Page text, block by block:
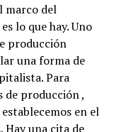
marco del
lo que hay. Uno
producción
una forma de
Para
de producción ,
en el
Hay una cita de